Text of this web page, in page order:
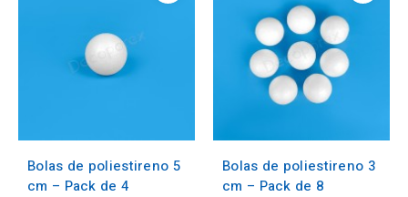
Bolas de poliestireno 5
cm – Pack de 4
Bolas de poliestireno 3
cm – Pack de 8